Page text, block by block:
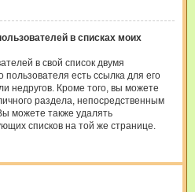
в списках моих
в свой список двумя
есть ссылка для его
недругов. Кроме того, вы можете
раздела, непосредственным
можете также удалять
списков на той же странице.